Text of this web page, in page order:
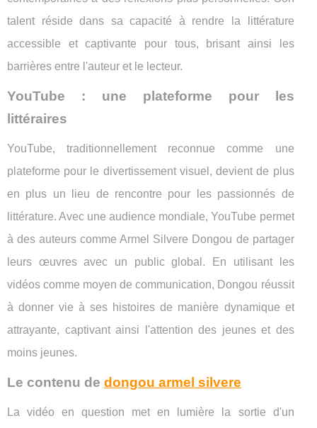
talent réside dans sa capacité à rendre la littérature
accessible et captivante pour tous, brisant ainsi les
barrières entre l'auteur et le lecteur.
YouTube : une plateforme pour les
littéraires
YouTube, traditionnellement reconnue comme une
plateforme pour le divertissement visuel, devient de plus
en plus un lieu de rencontre pour les passionnés de
littérature. Avec une audience mondiale, YouTube permet
à des auteurs comme Armel Silvere Dongou de partager
leurs œuvres avec un public global. En utilisant les
vidéos comme moyen de communication, Dongou réussit
à donner vie à ses histoires de manière dynamique et
attrayante, captivant ainsi l'attention des jeunes et des
moins jeunes.
Le contenu de dongou armel silvere
La vidéo en question met en lumière la sortie d'un